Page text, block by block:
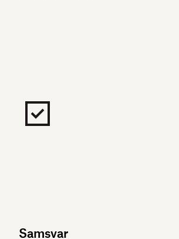
Samsvar